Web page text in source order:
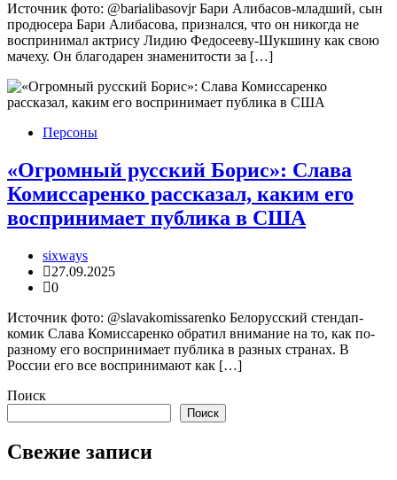
Источник фото: @barialibasovjr Бари Алибасов-младший, сын
продюсера Бари Алибасова, признался, что он никогда не
воспринимал актрису Лидию Федосееву-Шукшину как свою
мачеху. Он благодарен знаменитости за […]
Персоны
«Огромный русский Борис»: Слава
Комиссаренко рассказал, каким его
воспринимает публика в США
sixways
27.09.2025
0
Источник фото: @slavakomissarenko Белорусский стендап-
комик Слава Комиссаренко обратил внимание на то, как по-
разному его воспринимает публика в разных странах. В
России его все воспринимают как […]
Поиск
Поиск
Свежие записи